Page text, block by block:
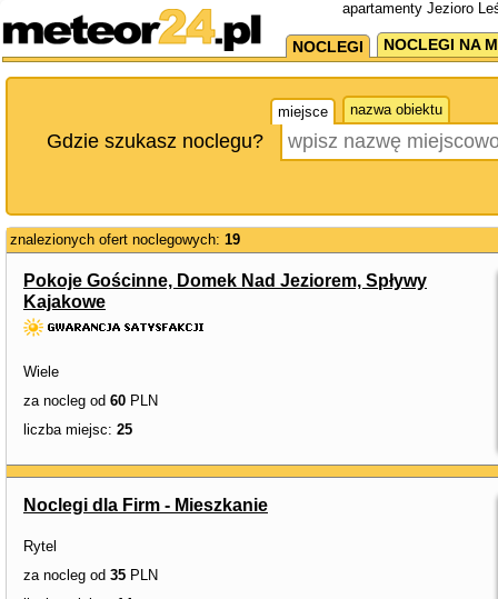
apartamenty Jezioro
NOCLEGI NOCLEGI NA
miejsce nazwa obiektu
Gdzie szukasz noclegu?
znalezionych ofert noclegowych: 19
Pokoje Gościnne, Domek Nad Jeziorem, Spływy
Kajakowe
Wiele
za nocleg od 60 PLN
liczba miejsc: 25
Noclegi dla Firm - Mieszkanie
Rytel
za nocleg od 35 PLN